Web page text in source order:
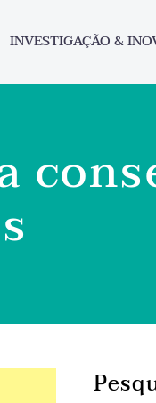
INVESTIGAÇÃO &